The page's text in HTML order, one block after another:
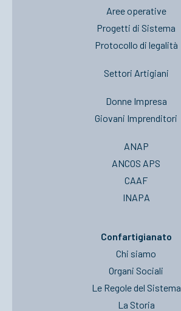
Aree operative
Progetti di Sistema
Protocollo di legalità
Settori Artigiani
Donne Impresa
Giovani Imprenditori
ANAP
ANCOS APS
CAAF
INAPA
Confartigianato
Chi siamo
Organi Sociali
Le Regole del Sistema
La Storia